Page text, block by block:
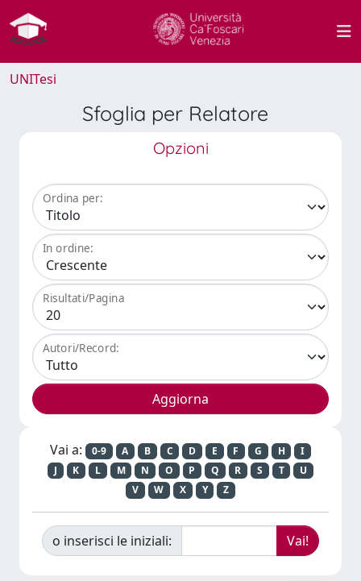
UNITesi
Sfoglia per Relatore
Opzioni
Ordina per:
In ordine:
Risultati/Pagina
Autori/Record:
Vai a: 0-9 A B C D E F G H
I
J
K L M N O P Q R S T
U
V
W X Y Z
o inserisci le iniziali: